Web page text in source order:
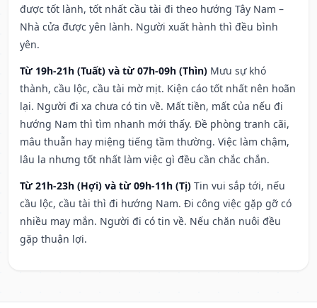
được tốt lành, tốt nhất cầu tài đi theo hướng Tây Nam –
Nhà cửa được yên lành. Người xuất hành thì đều bình
yên.
Từ 19h-21h (Tuất) và từ 07h-09h (Thìn) Mưu sự khó
thành, cầu lộc, cầu tài mờ mịt. Kiện cáo tốt nhất nên hoãn
lại. Người đi xa chưa có tin về. Mất tiền, mất của nếu đi
hướng Nam thì tìm nhanh mới thấy. Đề phòng tranh cãi,
mâu thuẫn hay miệng tiếng tầm thường. Việc làm chậm,
lâu la nhưng tốt nhất làm việc gì đều cần chắc chắn.
Từ 21h-23h (Hợi) và từ 09h-11h (Tị) Tin vui sắp tới, nếu
cầu lộc, cầu tài thì đi hướng Nam. Đi công việc gặp gỡ có
nhiều may mắn. Người đi có tin về. Nếu chăn nuôi đều
gặp thuận lợi.